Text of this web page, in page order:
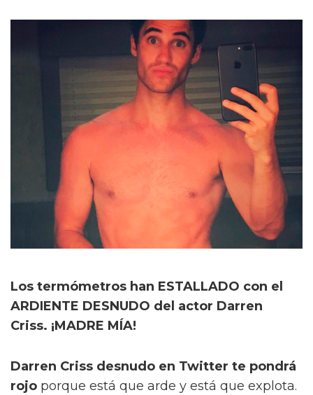
Los termómetros han ESTALLADO con el
ARDIENTE DESNUDO del actor Darren
Criss. ¡MADRE MÍA!
Darren Criss desnudo en Twitter te pondrá
rojo porque está que arde y está que explota.